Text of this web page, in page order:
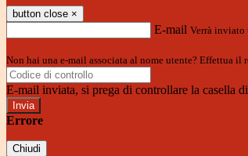
button close ×
E-mail Verrà inviato
Non hai una e-mail associata al nome utente? Effettua il
E-mail inviata, si prega di controllare la casella
Errore
Chiudi